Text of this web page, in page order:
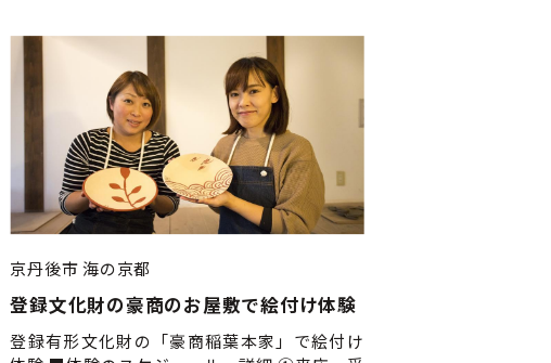
間で日本刀を鑑賞、日本刀の美しさ、鑑賞の
ポイントを知ることができ、そして機械を使
用しない伝統的な日本刀製作を見て頂き、
音、熱、迫力を肌で体感して頂けます。 ■当
日スケジュール 1.工房案内、日本刀製作の見
学 日本刀製作現場の「鍛冶場（かじば）」
の案内、見本を用いて日本刀製作工程の 説
明、そして火を使用した日本刀製作工程の見
学 2.日本刀鑑賞 日本刀を実
際に手に取り見て頂きながら、日本刀の魅
力、見方について説明 解散 ■開催時期：通年
（木、金、土のみ） ■体験開始時間：
①10:00 ②14:00 ※事業者の都合により前
後することがあります ■申込締切：５日前 ■
京丹後市海の京都
登録文化財の豪商のお屋敷で絵付け体験
登録有形文化財の「豪商稲葉本家」で絵付け